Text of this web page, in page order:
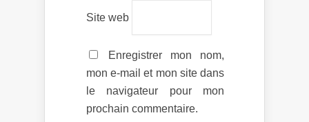
Site web
Enregistrer mon nom,
mon e-mail et mon site dans
le navigateur pour mon
prochain commentaire.